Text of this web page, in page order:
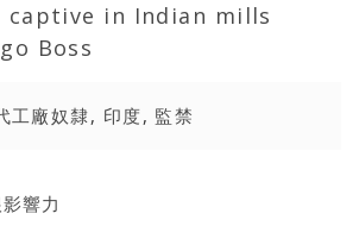
captive in Indian mills
Boss
工廠奴隸, 印度, 監禁
響力